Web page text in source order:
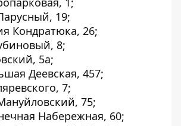
19;
Кондратюка, 26;
8;
5а;
Деевская, 457;
7;
75;
Набережная, 60;